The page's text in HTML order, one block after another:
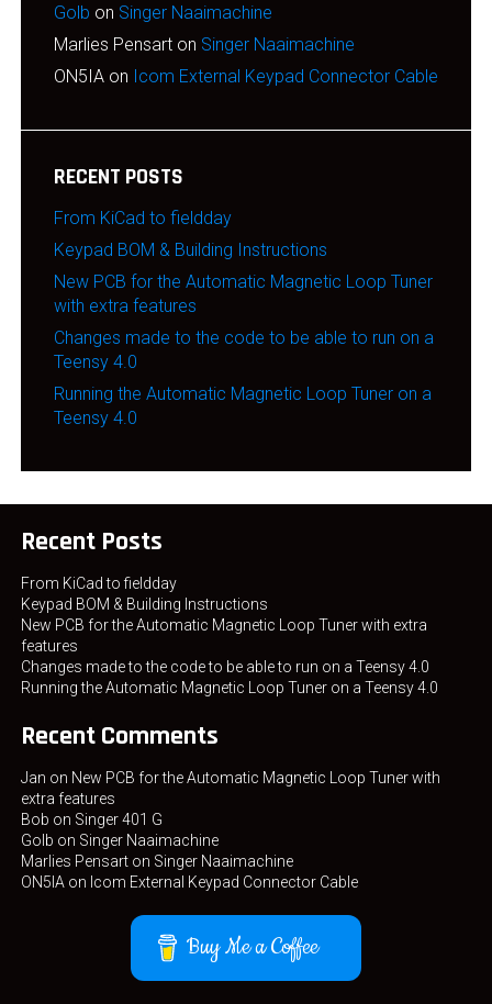
Golb on Singer Naaimachine
Marlies Pensarton Singer Naaimachine
ON5IAon Icom External Keypad Connector Cable
RECENT POSTS
From KiCad to fieldday
Keypad BOM & Building Instructions
New PCB for the Automatic Magnetic Loop Tuner
with extra features
Changes made to the code to be able to run on a
Teensy 4.0
Running the Automatic Magnetic Loop Tuner on a
Teensy 4.0
Recent Posts
From KiCad to fieldday
Keypad BOM & Building Instructions
New PCB for the Automatic Magnetic Loop Tuner with extra
features
Changes made to the code to be able to run on a Teensy 4.0
Running the Automatic Magnetic Loop Tuner on a Teensy 4.0
Recent Comments
Jan on New PCB for the Automatic Magnetic Loop Tuner with
extra features
Bob on Singer 401 G
Golb on Singer Naaimachine
Marlies Pensarton Singer Naaimachine
ON5IA on Icom External Keypad Connector Cable
Buy Me a Coffee